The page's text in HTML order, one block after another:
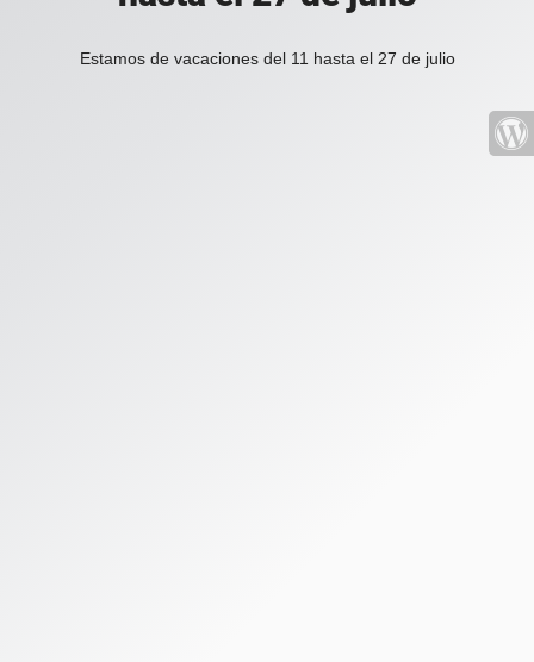
Estamos de vacaciones del 11 hasta el 27 de julio